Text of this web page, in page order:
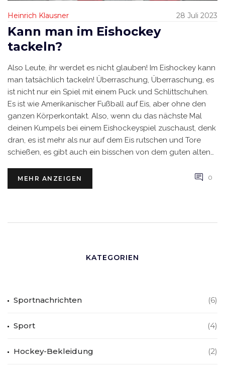
Heinrich Klausner 28 Juli 2023
Kann man im Eishockey
tackeln?
Also Leute, ihr werdet es nicht glauben! Im Eishockey kann
man tatsächlich tackeln! Überraschung, Überraschung, es
ist nicht nur ein Spiel mit einem Puck und Schlittschuhen.
Es ist wie Amerikanischer Fußball auf Eis, aber ohne den
ganzen Körperkontakt. Also, wenn du das nächste Mal
deinen Kumpels bei einem Eishockeyspiel zuschaust, denk
dran, es ist mehr als nur auf dem Eis rutschen und Tore
schießen, es gibt auch ein bisschen von dem guten alten
MEHR ANZEIGEN 0
KATEGORIEN
Sportnachrichten (6)
Sport (4)
Hockey-Bekleidung (2)